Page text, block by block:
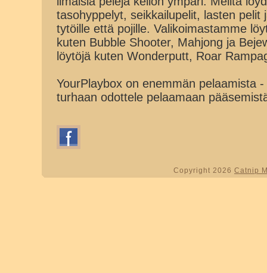
tasohyppelyt, seikkailupelit, lasten
tytöille että pojille. Valikoimastamme
kuten Bubble Shooter, Mahjong ja
löytöjä kuten Wonderputt, Roar
YourPlaybox on enemmän pelaamista
turhaan odottele pelaamaan
Copyright 2026 Catnip